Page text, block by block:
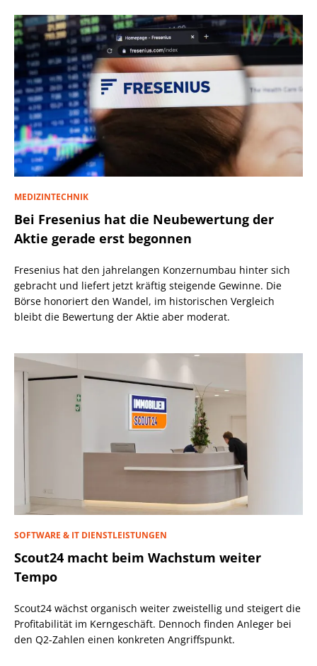
MEDIZINTECHNIK
Bei Fresenius hat die Neubewertung der
Aktie gerade erst begonnen
Fresenius hat den jahrelangen Konzernumbau hinter sich
gebracht und liefert jetzt kräftig steigende Gewinne. Die
Börse honoriert den Wandel, im historischen Vergleich
bleibt die Bewertung der Aktie aber moderat.
SOFTWARE & IT DIENSTLEISTUNGEN
Scout24 macht beim Wachstum weiter
Tempo
Scout24 wächst organisch weiter zweistellig und steigert die
Profitabilität im Kerngeschäft. Dennoch finden Anleger bei
den Q2-Zahlen einen konkreten Angriffspunkt.